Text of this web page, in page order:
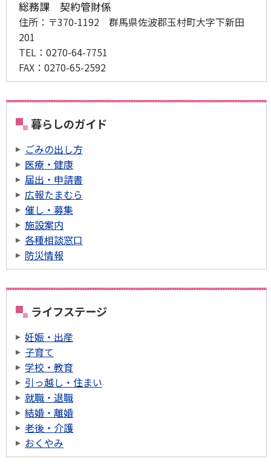
総務課 契約管財係
住所： 〒370-1192 群馬県佐波郡玉村町大字下新田
201
TEL： 0270-64-7751
FAX： 0270-65-2592
暮らしのガイド
ごみの出し方
医療・健康
届出・申請書
広報たまむら
催し・募集
施設案内
各種相談窓口
防災情報
ライフステージ
妊娠・出産
子育て
学校・教育
引っ越し・住まい
就職・退職
結婚・離婚
老後・介護
おくやみ